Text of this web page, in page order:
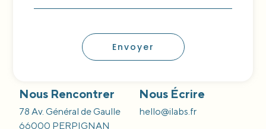
Envoyer
Nous Rencontrer
78 Av. Général de Gaulle
66000 PERPIGNAN
Nous Écrire
hello@ilabs.fr